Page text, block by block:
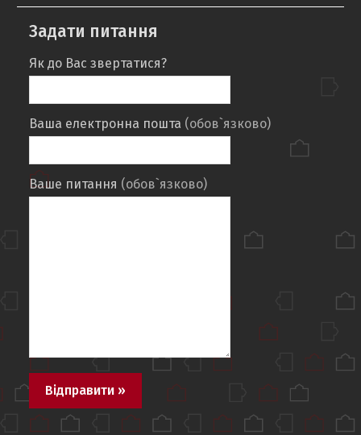
Задати питання
Як до Вас звертатися?
Ваша електронна пошта (обов`язково)
Ваше питання (обов`язково)